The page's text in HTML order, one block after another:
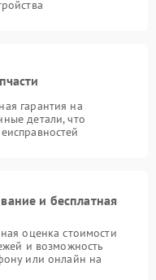
гарантия на
детали, что
и бесплатная
оценка стоимости
и возможность
или онлайн на